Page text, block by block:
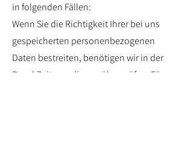
in folgenden Fällen:
Wenn Sie die Richtigkeit Ihrer bei uns
gespeicherten personenbezogenen
Daten bestreiten, benötigen wir in der
Regel Zeit, um dies zu überprüfen. Für